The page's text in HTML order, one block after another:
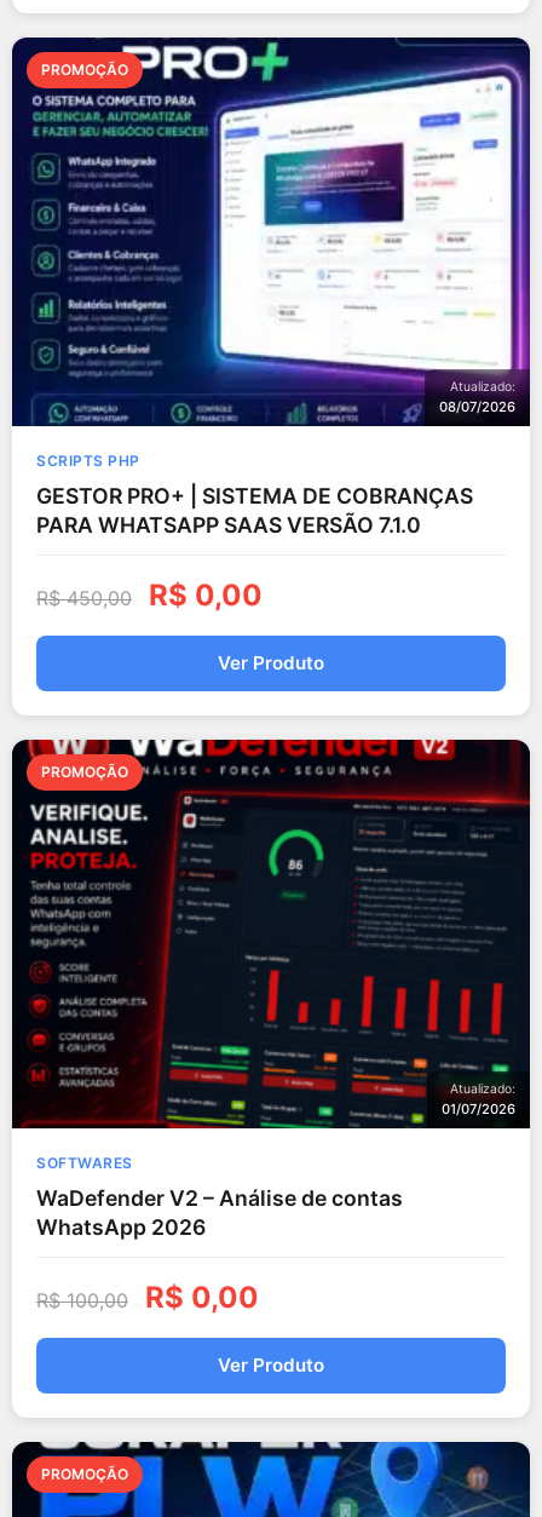
PROMOÇÃO
Atualizado:
08/07/2026
SCRIPTS PHP
GESTOR PRO+ | SISTEMA DE COBRANÇAS
PARA WHATSAPP SAAS VERSÃO 7.1.0
R$450,00 R$ 0,00
Ver Produto
PROMOÇÃO
Atualizado:
01/07/2026
SOFTWARES
WaDefender V2 – Análise de contas
WhatsApp 2026
R$100,00 R$ 0,00
Ver Produto
PROMOÇÃO